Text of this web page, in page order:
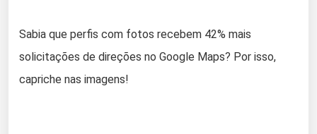
Sabia que perfis com fotos recebem 42% mais
solicitações de direções no Google Maps? Por isso,
capriche nas imagens!